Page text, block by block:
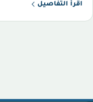
اقرأ التفاصيل